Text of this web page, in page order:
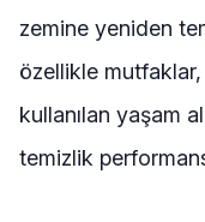
zemine yeniden
özellikle
kullanılan yaşam
temizlik